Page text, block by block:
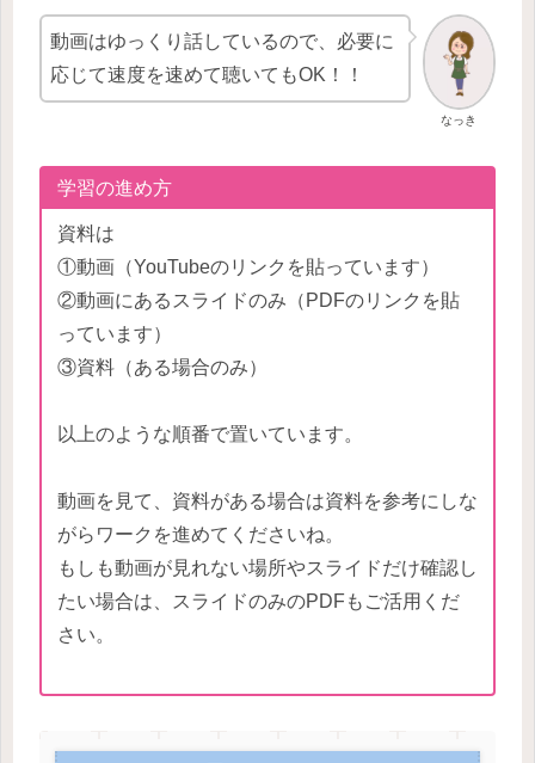
なっき
動画はゆっくり話しているので、必要に
応じて速度を速めて聴いてもOK！！
学習の進め方
資料は
①動画（YouTubeのリンクを貼っています）
②動画にあるスライドのみ（PDFのリンクを貼
っています）
③資料（ある場合のみ）
以上のような順番で置いています。
動画を見て、資料がある場合は資料を参考にしな
がらワークを進めてくださいね。
もしも動画が見れない場所やスライドだけ確認し
たい場合は、スライドのみのPDFもご活用くだ
さい。